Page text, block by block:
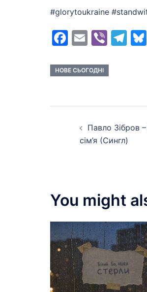
#glorytoukraine
Facebook
EmailViber
НОВЕ СЬОГОДНІ
navigation
Павло Зібров
сім’я (Сингл)
You might